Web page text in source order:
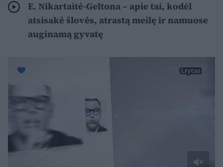
E. Nikartaitė-Geltona – apie tai, kodėl
atsisakė šlovės, atrastą meilę ir namuose
auginamą gyvatę